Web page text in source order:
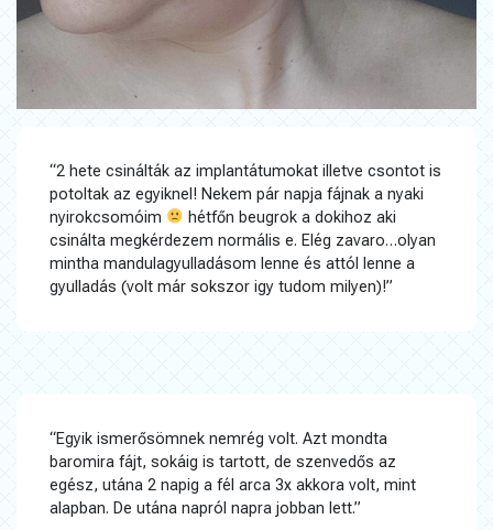
“2 hete csinálták az implantátumokat illetve csontot is
potoltak az egyiknel! Nekem pár napja fájnak a nyaki
nyirokcsomóim
hétfőn beugrok a dokihoz aki
csinálta megkérdezem normális e. Elég zavaro…olyan
mintha mandulagyulladásom lenne és attól lenne a
gyulladás (volt már sokszor igy tudom milyen)!”
“Egyik ismerősömnek nemrég volt. Azt mondta
baromira fájt, sokáig is tartott, de szenvedős az
egész, utána 2 napig a fél arca 3x akkora volt, mint
alapban. De utána napról napra jobban lett.”